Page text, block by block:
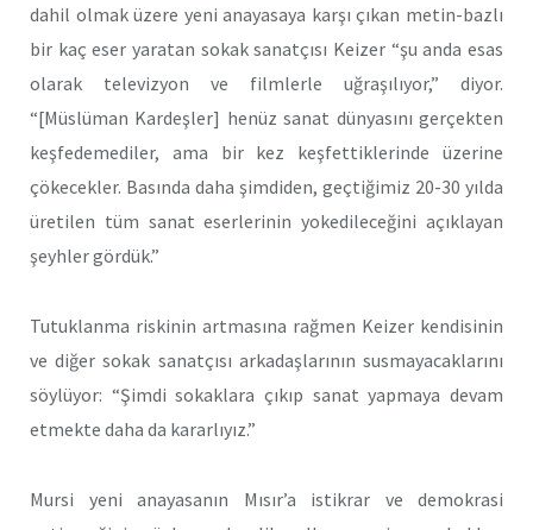
dahil olmak üzere yeni anayasaya karşı çıkan metin-bazlı
bir kaç eser yaratan sokak sanatçısı Keizer “şu anda esas
olarak televizyon ve filmlerle uğraşılıyor,” diyor.
“[Müslüman Kardeşler] henüz sanat dünyasını gerçekten
keşfedemediler, ama bir kez keşfettiklerinde üzerine
çökecekler. Basında daha şimdiden, geçtiğimiz 20-30 yılda
üretilen tüm sanat eserlerinin yokedileceğini açıklayan
şeyhler gördük.”
Tutuklanma riskinin artmasına rağmen Keizer kendisinin
ve diğer sokak sanatçısı arkadaşlarının susmayacaklarını
söylüyor: “Şimdi sokaklara çıkıp sanat yapmaya devam
etmekte daha da kararlıyız.”
Mursi yeni anayasanın Mısır’a istikrar ve demokrasi